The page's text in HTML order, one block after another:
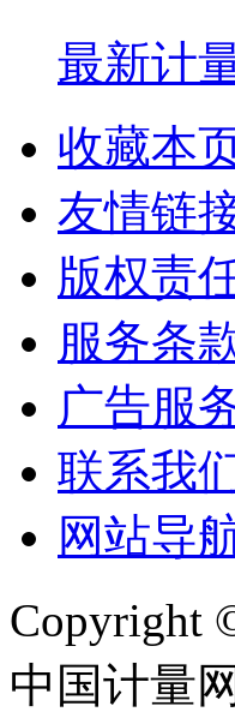
最新计
收藏本
友情链
版权责
服务条
广告服
联系我
网站导
Copyright
中国计量